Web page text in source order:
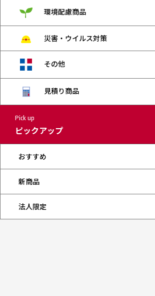
環境配慮商品
災害・ウイルス対策
その他
見積り商品
Pick up
ピックアップ
おすすめ
新商品
法人限定